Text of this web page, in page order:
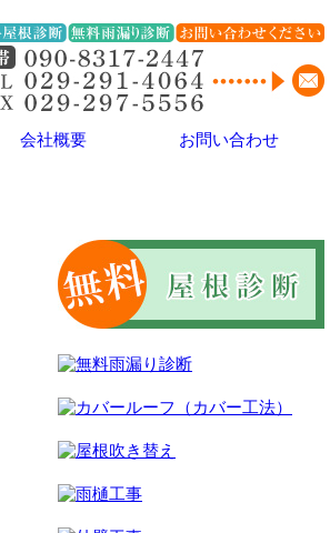
会社概要 お問い合わせ